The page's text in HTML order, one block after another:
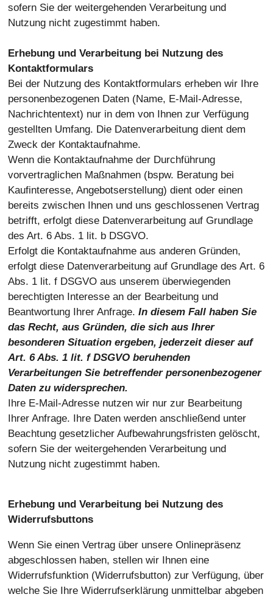
sofern Sie der weitergehenden Verarbeitung und
Nutzung nicht zugestimmt haben.
Erhebung und Verarbeitung bei Nutzung des
Kontaktformulars
Bei der Nutzung des Kontaktformulars erheben wir Ihre
personenbezogenen Daten (Name, E-Mail-Adresse,
Nachrichtentext) nur in dem von Ihnen zur Verfügung
gestellten Umfang. Die Datenverarbeitung dient dem
Zweck der Kontaktaufnahme.
Wenn die Kontaktaufnahme der Durchführung
vorvertraglichen Maßnahmen (bspw. Beratung bei
Kaufinteresse, Angebotserstellung) dient oder einen
bereits zwischen Ihnen und uns geschlossenen Vertrag
betrifft, erfolgt diese Datenverarbeitung auf Grundlage
des Art. 6 Abs. 1 lit. b DSGVO.
Erfolgt die Kontaktaufnahme aus anderen Gründen,
erfolgt diese Datenverarbeitung auf Grundlage des Art. 6
Abs. 1 lit. f DSGVO aus unserem überwiegenden
berechtigten Interesse an der Bearbeitung und
Beantwortung Ihrer Anfrage. In diesem Fall haben Sie
das Recht, aus Gründen, die sich aus Ihrer
besonderen Situation ergeben, jederzeit dieser auf
Art. 6 Abs. 1 lit. f DSGVO beruhenden
Verarbeitungen Sie betreffender personenbezogener
Daten zu widersprechen.
Ihre E-Mail-Adresse nutzen wir nur zur Bearbeitung
Ihrer Anfrage. Ihre Daten werden anschließend unter
Beachtung gesetzlicher Aufbewahrungsfristen gelöscht,
sofern Sie der weitergehenden Verarbeitung und
Nutzung nicht zugestimmt haben.
Erhebung und Verarbeitung bei Nutzung des
Widerrufsbuttons
Wenn Sie einen Vertrag über unsere Onlinepräsenz
abgeschlossen haben, stellen wir Ihnen eine
Widerrufsfunktion (Widerrufsbutton) zur Verfügung, über
welche Sie Ihre Widerrufserklärung unmittelbar abgeben